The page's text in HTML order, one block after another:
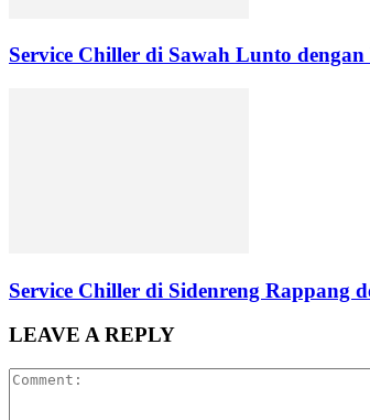
Service Chiller di Sawah Lunto
Service Chiller di Sidenreng Rappang
LEAVE A REPLY